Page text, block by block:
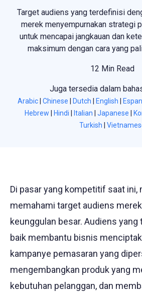
Target audiens yang terdefinisi
merek menyempurnakan strategi
untuk mencapai jangkauan dan
maksimum dengan cara yang
12 Min Read
Juga tersedia dalam
Arabic Chinese Dutch English
Hebrew
Hindi Italian Japanese
Turkish
Di pasar yang kompetitif saat ini,
memahami target audiens
keunggulan besar. Audiens
baik membantu bisnis
kampanye pemasaran yang
mengembangkan produk yang
kebutuhan pelanggan, dan